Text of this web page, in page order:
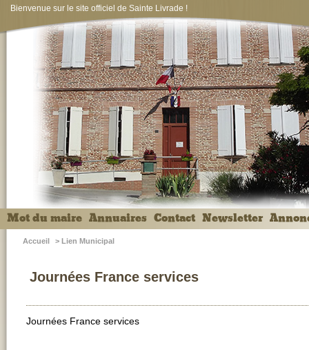
Bienvenue sur le site officiel de Sainte Livrade !
Mot du maire Annuaires Contact Newsletter
Accueil > Lien Municipal
Journées France services
Journées France services